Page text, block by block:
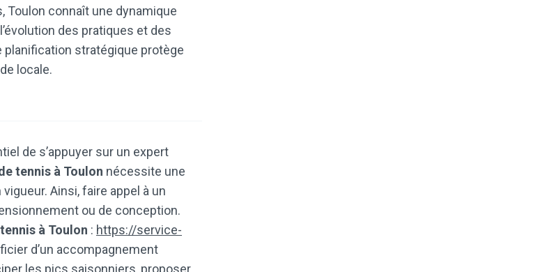
connaît une dynamique
des pratiques et des
planification stratégique protège
locale.
de s’appuyer sur un expert
tennis à Toulon nécessite une
Ainsi, faire appel à un
ou de conception.
à Toulon : https://service-
d’un accompagnement